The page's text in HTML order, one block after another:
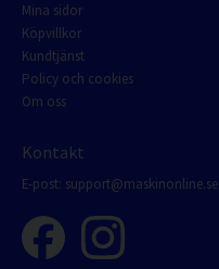
Mina sidor
Köpvillkor
Kundtjänst
Policy och cookies
Om oss
Kontakt
E-post: support@maskinonline.se